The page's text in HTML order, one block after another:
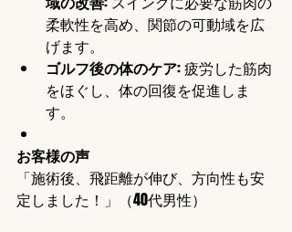
柔軟性を高め、関節の可動域を広
げます。
ゴルフ後の体のケア: 疲労した筋肉
をほぐし、体の回復を促進しま
す。
お客様の声
「施術後、飛距離が伸び、方向性も安
定しました！」（40代男性）